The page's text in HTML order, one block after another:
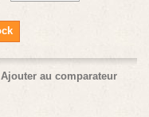
Ajouter au comparateur